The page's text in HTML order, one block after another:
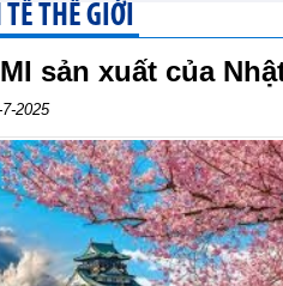
THẾ GIỚI
sản xuất của
2025